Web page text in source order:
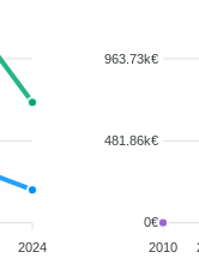
2024
963.73k€
481.86k€
0€
2010